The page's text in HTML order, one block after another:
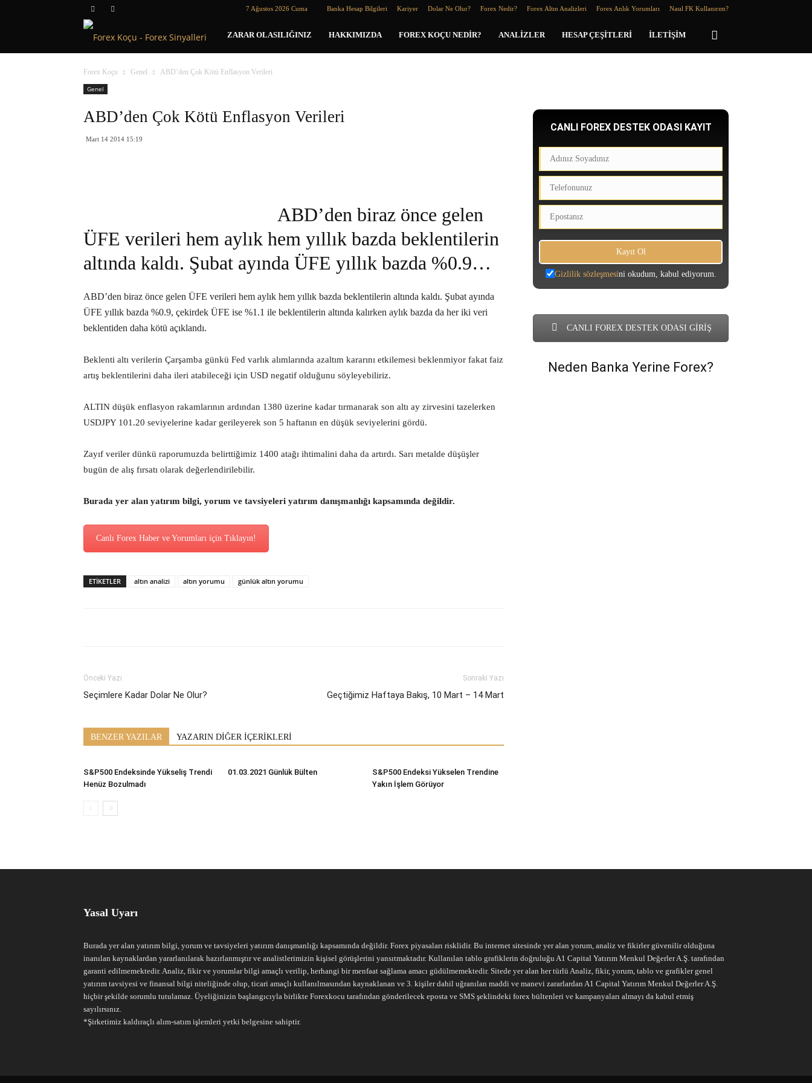
7 Ağustos 2026 Cuma Banka Hesap Bilgileri Kariyer Dolar Ne Olur? Forex Nedir? Forex Altın Analizleri Forex Anlık Yorumları Nasıl FK Kullanırım?
Forex
Koçu
ZARAR OLASILIĞINIZ HAKKIMIZDA FOREX KOÇU NEDIR? ANALIZLER HESAP ÇEŞITLERI İLETIŞIM
Forex Koçu Genel
ABD’den Çok Kötü Enflasyon Verileri
Genel
ABD’den Çok Kötü Enflasyon Verileri
Mart 14 2014 15:19
ABD’den biraz önce gelen
ÜFE verileri hem aylık hem yıllık bazda beklentilerin
altında kaldı. Şubat ayında ÜFE yıllık bazda %0.9…
ABD’den biraz önce gelen ÜFE verileri hem aylık hem yıllık bazda beklentilerin altında kaldı. Şubat ayında
ÜFE yıllık bazda %0.9, çekirdek ÜFE ise %1.1 ile beklentilerin altında kalırken aylık bazda da her iki veri
beklentiden daha kötü açıklandı.
Beklenti altı verilerin Çarşamba günkü Fed varlık alımlarında azaltım kararını etkilemesi beklenmiyor fakat faiz
artış beklentilerini daha ileri atabileceği için USD negatif olduğunu söyleyebiliriz.
ALTIN düşük enflasyon rakamlarının ardından 1380 üzerine kadar tırmanarak son altı ay zirvesini tazelerken
USDJPY 101.20 seviyelerine kadar gerileyerek son 5 haftanın en düşük seviyelerini gördü.
Zayıf veriler dünkü raporumuzda belirttiğimiz 1400 atağı ihtimalini daha da artırdı. Sarı metalde düşüşler
bugün de alış fırsatı olarak değerlendirilebilir.
Burada yer alan yatırım bilgi, yorum ve tavsiyeleri yatırım danışmanlığı kapsamında değildir.
Canlı Forex Haber ve Yorumları için Tıklayın!
ETİKETLER altın analizi altın yorumu günlük altın yorumu
Önceki Yazı
Seçimlere Kadar Dolar Ne Olur?
Sonraki Yazı
Geçtiğimiz Haftaya Bakış, 10 Mart – 14 Mart
BENZER YAZILAR YAZARIN DİĞER İÇERİKLERİ
S&P500 Endeksinde Yükseliş Trendi
Henüz Bozulmadı
01.03.2021 Günlük Bülten
S&P500 Endeksi Yükselen Trendine
Yakın İşlem Görüyor
CANLI FOREX DESTEK ODASI KAYIT
Gizlilik sözleşmesini okudum, kabul ediyorum.
CANLI FOREX DESTEK ODASI GİRİŞ
Neden Banka Yerine Forex?
Yasal Uyarı
Burada yer alan yatırım bilgi, yorum ve tavsiyeleri yatırım danışmanlığı kapsamında değildir. Forex piyasaları risklidir. Bu internet sitesinde yer alan yorum, analiz ve fikirler güvenilir olduğuna
inanılan kaynaklardan yararlanılarak hazırlanmıştır ve analistlerimizin kişisel görüşlerini yansıtmaktadır. Kullanılan tablo grafiklerin doğruluğu A1 Capital Yatırım Menkul Değerler A.Ş. tarafından
garanti edilmemektedir. Analiz, fikir ve yorumlar bilgi amaçlı verilip, herhangi bir menfaat sağlama amacı güdülmemektedir. Sitede yer alan her türlü Analiz, fikir, yorum, tablo ve grafikler genel
yatırım tavsiyesi ve finansal bilgi niteliğinde olup, ticari amaçlı kullanılmasından kaynaklanan ve 3. kişiler dahil uğranılan maddi ve manevi zararlardan A1 Capital Yatırım Menkul Değerler A.Ş.
hiçbir şekilde sorumlu tutulamaz. Üyeliğinizin başlangıcıyla birlikte Forexkocu tarafından gönderilecek eposta ve SMS şeklindeki forex bültenleri ve kampanyaları almayı da kabul etmiş
sayılırsınız.
*Şirketimiz kaldıraçlı alım-satım işlemleri yetki belgesine sahiptir.